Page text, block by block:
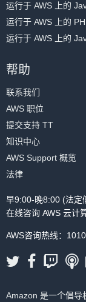
运行于 AWS 上的
运行于 AWS 上的
运行于 AWS 上的
帮助
联系我们
AWS 职位
提交支持 TT
知识中心
AWS Support 概览
法律
早9:00-晚8:00 (法定
在线咨询 AWS 云计
AWS咨询热线：
Amazon 是一个倡导